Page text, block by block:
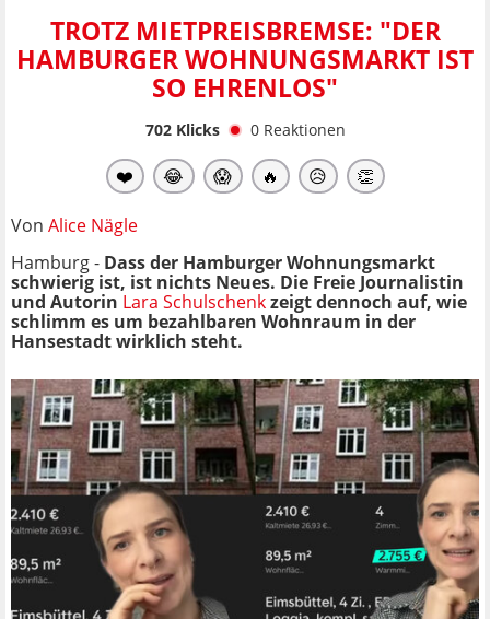
TROTZ MIETPREISBREMSE: "DER
HAMBURGER WOHNUNGSMARKT IST
SO EHRENLOS"
702Klicks 0 Reaktionen
❤️ 😂 😱 🔥 😥 👏
Von Alice Nägle
Hamburg - Dass der Hamburger Wohnungsmarkt
schwierig ist, ist nichts Neues. Die Freie Journalistin
und Autorin Lara Schulschenkzeigt dennoch auf, wie
schlimm es um bezahlbaren Wohnraum in der
Hansestadt wirklich steht.